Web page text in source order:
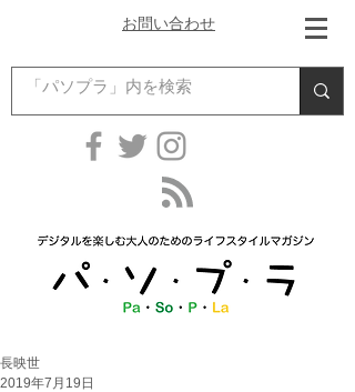
お問い合わせ
長映世
2019年7月19日